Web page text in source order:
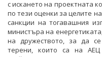
с искането на проектната
по тези оценки за целите
санкции на тогавашния
министъра на
на дружеството, за да
терени, които са на АЕЦ